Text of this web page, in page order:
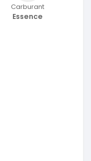
Carburant
Essence